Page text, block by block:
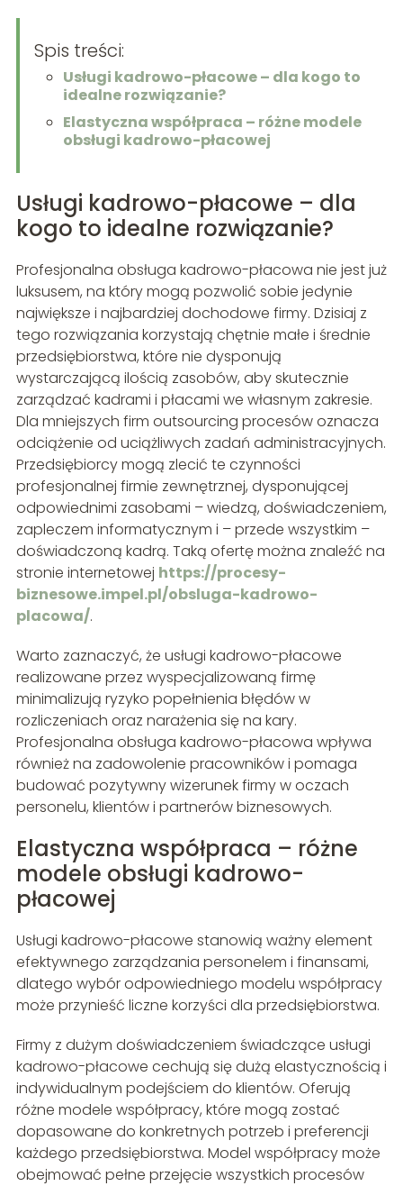
Spis treści:
Usługi kadrowo-płacowe – dla kogo to
idealne rozwiązanie?
Elastyczna współpraca – różne modele
obsługi kadrowo-płacowej
Usługi kadrowo-płacowe – dla
kogo to idealne rozwiązanie?
Profesjonalna obsługa kadrowo-płacowa nie jest już
luksusem, na który mogą pozwolić sobie jedynie
największe i najbardziej dochodowe firmy. Dzisiaj z
tego rozwiązania korzystają chętnie małe i średnie
przedsiębiorstwa, które nie dysponują
wystarczającą ilością zasobów, aby skutecznie
zarządzać kadrami i płacami we własnym zakresie.
Dla mniejszych firm outsourcing procesów oznacza
odciążenie od uciążliwych zadań administracyjnych.
Przedsiębiorcy mogą zlecić te czynności
profesjonalnej firmie zewnętrznej, dysponującej
odpowiednimi zasobami – wiedzą, doświadczeniem,
zapleczem informatycznym i – przede wszystkim –
doświadczoną kadrą. Taką ofertę można znaleźć na
stronie internetowej https://procesy-
biznesowe.impel.pl/obsluga-kadrowo-
placowa/.
Warto zaznaczyć, że usługi kadrowo-płacowe
realizowane przez wyspecjalizowaną firmę
minimalizują ryzyko popełnienia błędów w
rozliczeniach oraz narażenia się na kary.
Profesjonalna obsługa kadrowo-płacowa wpływa
również na zadowolenie pracowników i pomaga
budować pozytywny wizerunek firmy w oczach
personelu, klientów i partnerów biznesowych.
Elastyczna współpraca – różne
modele obsługi kadrowo-
płacowej
Usługi kadrowo-płacowe stanowią ważny element
efektywnego zarządzania personelem i finansami,
dlatego wybór odpowiedniego modelu współpracy
może przynieść liczne korzyści dla przedsiębiorstwa.
Firmy z dużym doświadczeniem świadczące usługi
kadrowo-płacowe cechują się dużą elastycznością i
indywidualnym podejściem do klientów. Oferują
różne modele współpracy, które mogą zostać
dopasowane do konkretnych potrzeb i preferencji
każdego przedsiębiorstwa. Model współpracy może
obejmować pełne przejęcie wszystkich procesów